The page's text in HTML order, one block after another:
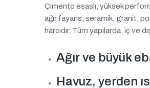
Çimento esaslı, yüksek
ağır fayans, seramik, granit,
harcıdır. Tüm yapılarda, iç ve
Ağır ve büyük
Havuz, yerden